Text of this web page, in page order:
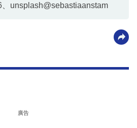
unsplash@sebastiaanstam
廣告